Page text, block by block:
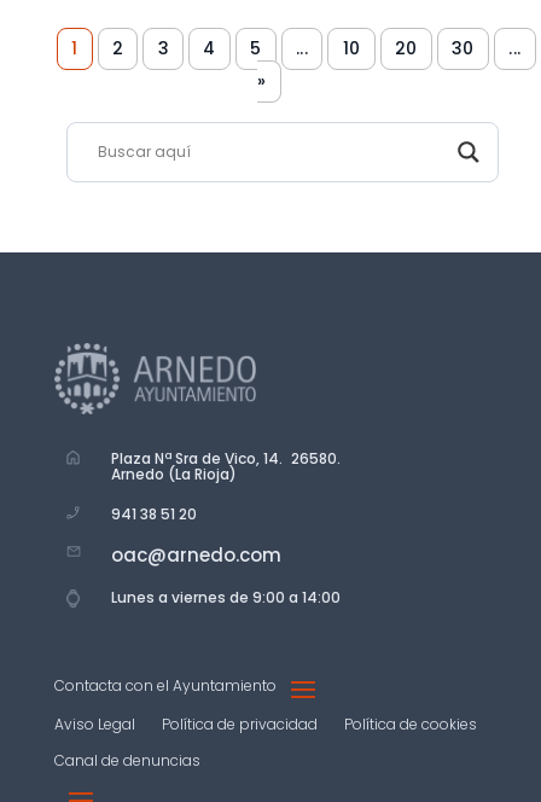
1 2 3 4 5 ... 10 20 30
...
»
Plaza Nª Sra de Vico, 14. 26580.
Arnedo (La Rioja)
941 38 51 20
oac@arnedo.com
Lunes a viernes de 9:00 a 14:00
Contacta con el Ayuntamiento
Aviso Legal
Política de privacidad
Política de cookies
Canal de denuncias